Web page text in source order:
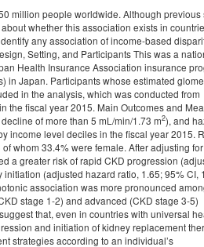
million people worldwide. Although previous
whether this association exists in
any association of income-based
Setting, and Participants This was a
Health Insurance Association insurance
in Japan. Participants whose estimated
in the analysis, which was conducted from
the fiscal year 2015. Main Outcomes and
of more than 5 mL/min/1.73 m2), and
income level deciles in the fiscal year 2015.
whom 33.4% were female. After adjusting for
a greater risk of rapid CKD progression
(adjusted hazard ratio, 1.65; 95% CI,
association was more pronounced
stage 1-2) and advanced (CKD stage 3-5)
that, even in countries with universal
and initiation of kidney replacement
strategies according to an individual’s